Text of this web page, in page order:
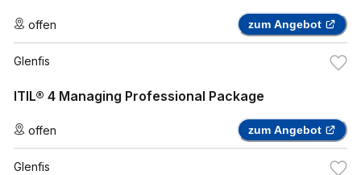
offen zum Angebot
Glenfis
ITIL® 4 Managing Professional Package
offen zum Angebot
Glenfis